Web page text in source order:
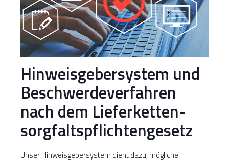
Hinweisgebersystem und
Beschwerdeverfahren
nach dem Liefer­ketten­
sorgfalts­pflichten­gesetz
Unser Hinweisgebersystem dient dazu, mögliche